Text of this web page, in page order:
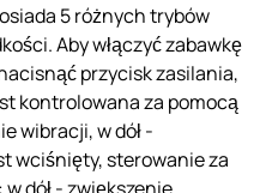
5 różnych trybów
Aby włączyć zabawkę
przycisk zasilania,
kontrolowana za pomocą
wibracji, w dół -
wciśnięty, sterowanie za